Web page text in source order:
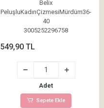
Belix
PeluşluKadınÇizmesiMürdüm36-
40
3005252296758
549,90 TL
Adet
Sepete Ekle